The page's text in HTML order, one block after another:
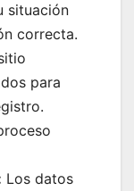
situación
correcta.
para
Los datos